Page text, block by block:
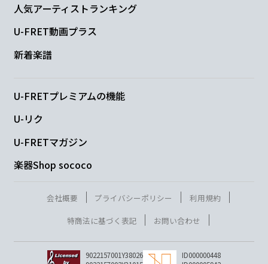
人気アーティストランキング
U-FRET動画プラス
新着楽譜
U-FRETプレミアムの機能
U-リク
U-FRETマガジン
楽器Shop sococo
会社概要 プライバシーポリシー
利用規約
特商法に基づく表記
お問い合わせ
9022157001Y38026
ID000000448